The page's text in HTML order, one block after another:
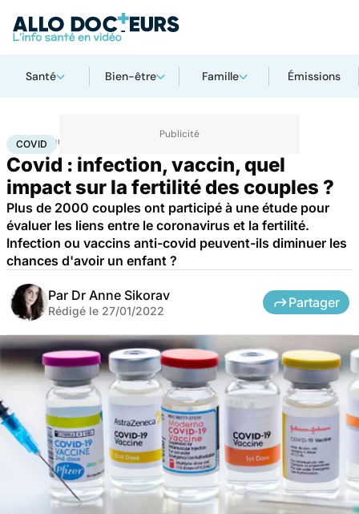
Santé Bien-être Famille Émissions
Accueil Santé
COVID
Covid : infection, vaccin, quel
impact sur la fertilité des couples ?
Plus de 2000 couples ont participé à une étude pour
évaluer les liens entre le coronavirus et la fertilité.
Infection ou vaccins anti-covid peuvent-ils diminuer les
chances d'avoir un enfant ?
Par Dr Anne Sikorav
Rédigé le 27/01/2022
Partager